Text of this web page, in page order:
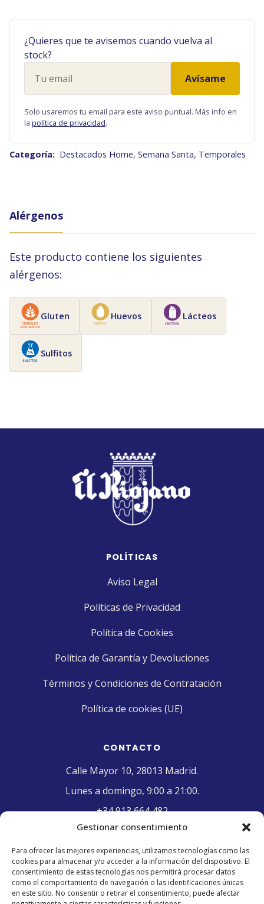
Gestionar consentimiento
Para ofrecer las mejores experiencias, utilizamos tecnologías como las
cookies para almacenar y/o acceder a la información del dispositivo. El
consentimiento de estas tecnologías nos permitirá procesar datos
como el comportamiento de navegación o las identificaciones únicas
en este sitio. No consentir o retirar el consentimiento, puede afectar
¿Quieres que te avisemos cuando vuelva al
stock?
email
Avísame
Solo usaremos tu email para este aviso puntual. Más info en
la política de privacidad.
Categoría: Destacados Home, Semana Santa, Temporales
Alérgenos
Este producto contiene los siguientes
alérgenos:
Gluten Huevos Lácteos
Sulfitos
POLÍTICAS
Aviso Legal
Políticas de Privacidad
Política de Cookies
Política de Garantía y Devoluciones
Términos y Condiciones de Contratación
Política de cookies (UE)
CONTACTO
Calle Mayor 10, 28013 Madrid.
Lunes a domingo, 9:00 a 21:00.
+34 913 664 482
contacto@pasteleriaelriojano.com
SELLO DE CALIDAD